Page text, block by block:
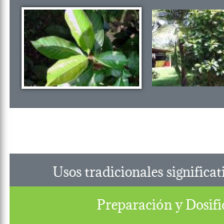
Usos tradicionales
Preparación y